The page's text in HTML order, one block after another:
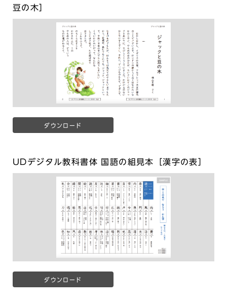
豆の木］
ダウンロード
UDデジタル教科書体 国語の組見本［漢字の表］
ダウンロード